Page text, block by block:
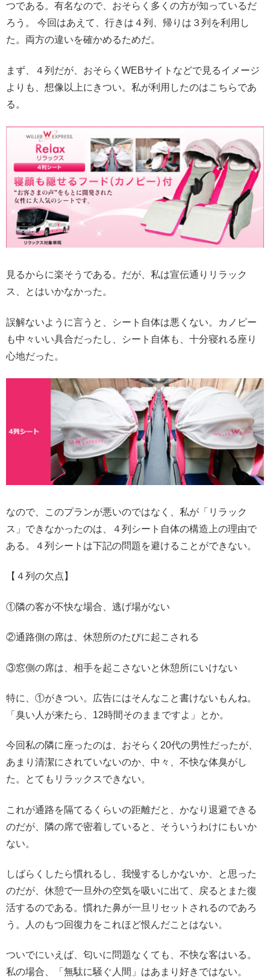
つである。有名なので、おそらく多くの方が知っているだ
ろう。 今回はあえて、行きは４列、帰りは３列を利用し
た。両方の違いを確かめるためだ。
まず、４列だが、おそらくWEBサイトなどで見るイメージ
よりも、想像以上にきつい。私が利用したのはこちらであ
る。
見るからに楽そうである。だが、私は宣伝通りリラック
ス、とはいかなかった。
誤解ないように言うと、シート自体は悪くない。カノピー
も中々いい具合だったし、シート自体も、十分寝れる座り
心地だった。
なので、このプランが悪いのではなく、私が「リラック
ス」できなかったのは、４列シート自体の構造上の理由で
ある。４列シートは下記の問題を避けることができない。
【４列の欠点】
①隣の客が不快な場合、逃げ場がない
②通路側の席は、休憩所のたびに起こされる
③窓側の席は、相手を起こさないと休憩所にいけない
特に、①がきつい。広告にはそんなこと書けないもんね。
「臭い人が来たら、12時間そのままですよ」とか。
今回私の隣に座ったのは、おそらく20代の男性だったが、
あまり清潔にされていないのか、中々、不快な体臭がし
た。とてもリラックスできない。
これが通路を隔てるくらいの距離だと、かなり退避できる
のだが、隣の席で密着していると、そういうわけにもいか
ない。
しばらくしたら慣れるし、我慢するしかないか、と思った
のだが、休憩で一旦外の空気を吸いに出て、戻るとまた復
活するのである。慣れた鼻が一旦リセットされるのであろ
う。人のもつ回復力をこれほど恨んだことはない。
ついでにいえば、匂いに問題なくても、不快な客はいる。
私の場合、「無駄に騒ぐ人間」はあまり好きではない。